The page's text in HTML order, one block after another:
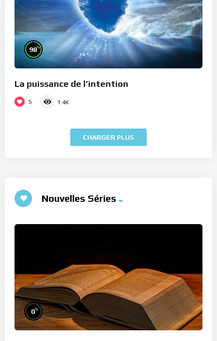
98%
La puissance de l’intention
5 1.4K
CHARGER PLUS
Nouvelles Séries
0%